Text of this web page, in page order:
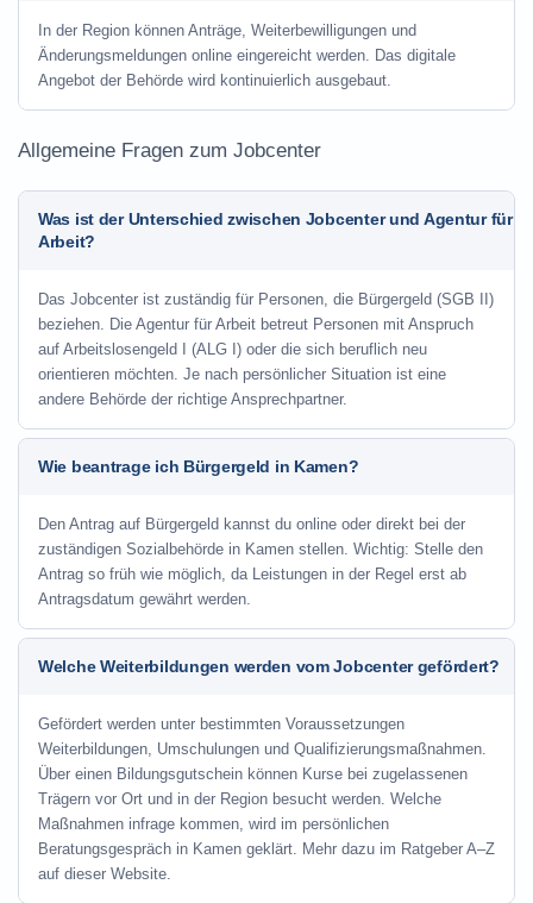
In der Region können Anträge, Weiterbewilligungen und
Änderungsmeldungen online eingereicht werden. Das digitale
Angebot der Behörde wird kontinuierlich ausgebaut.
Allgemeine Fragen zum Jobcenter
Was ist der Unterschied zwischen Jobcenter und Agentur für
Arbeit?
Das Jobcenter ist zuständig für Personen, die Bürgergeld (SGB II)
beziehen. Die Agentur für Arbeit betreut Personen mit Anspruch
auf Arbeitslosengeld I (ALG I) oder die sich beruflich neu
orientieren möchten. Je nach persönlicher Situation ist eine
andere Behörde der richtige Ansprechpartner.
Wie beantrage ich Bürgergeld in Kamen?
Den Antrag auf Bürgergeld kannst du online oder direkt bei der
zuständigen Sozialbehörde in Kamen stellen. Wichtig: Stelle den
Antrag so früh wie möglich, da Leistungen in der Regel erst ab
Antragsdatum gewährt werden.
Welche Weiterbildungen werden vom Jobcenter gefördert?
Gefördert werden unter bestimmten Voraussetzungen
Weiterbildungen, Umschulungen und Qualifizierungsmaßnahmen.
Über einen Bildungsgutschein können Kurse bei zugelassenen
Trägern vor Ort und in der Region besucht werden. Welche
Maßnahmen infrage kommen, wird im persönlichen
Beratungsgespräch in Kamen geklärt. Mehr dazu im Ratgeber A–Z
auf dieser Website.